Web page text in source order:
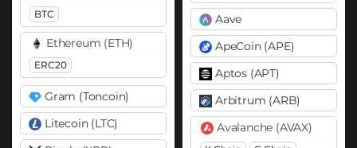
BTC
Ethereum (ETH)
ERC20
Gram (Toncoin)
Litecoin (LTC)
Aave
ApeCoin (APE)
Aptos (APT)
Arbitrum (ARB)
Avalanche (AVAX)